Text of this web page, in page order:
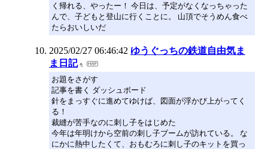
く帰れる、やったー！ 今日は、予定がなくなっちゃった
んで、子どもと登山に行くことに。 山頂でそうめん食べ
たらおいしいだ
2025/02/27 06:46:42 ゆうぐっちの鉄道自由気ま
ま日記
お題をさがす
記事を書く ダッシュボード
針をまっすぐに進めてゆけば、図面が浮かび上がってく
る！
裁縫が苦手なのに刺し子をはじめた
今年は年明けから空前の刺し子ブームが訪れている。 な
にかに熱中したくて、おもむろに刺し子のキットを買っ